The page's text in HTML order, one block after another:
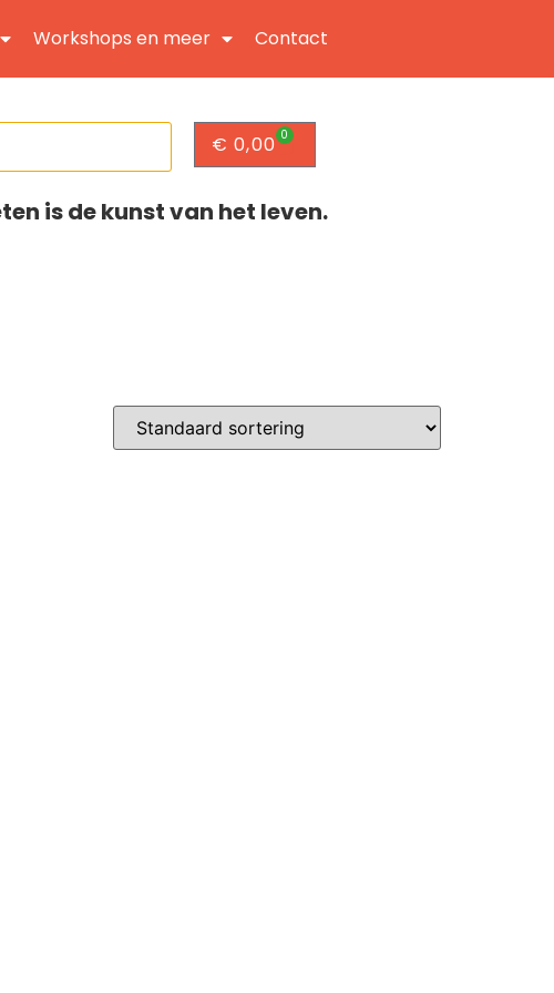
Workshops en meer Contact
€ 0,00 0
is de kunst van het leven.